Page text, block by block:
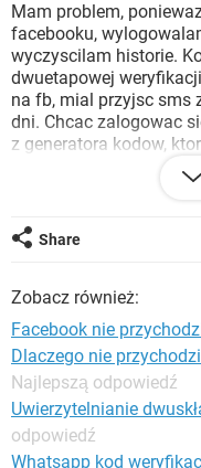
WINDOWS 10
SPOTIFY
INSTAGRAM
WINDOWS 10
Mam problem,
facebooku,
wyczyscilam historie.
dwuetapowej
na fb, mial przyjsc sms
dni. Chcac zalogowac
z generatora kodow,
tylko w momencie gdy
do fb w tej sprawie ale
przypisany do konta
nie mam drugiego
Share
Zobacz również:
Facebook nie
Dlaczego nie
Najlepszą odpowiedź
Uwierzytelnianie
odpowiedź
Whatsapp kod